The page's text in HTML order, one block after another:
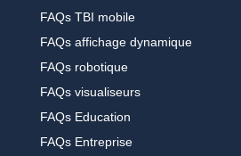
FAQs TBI mobile
FAQs affichage dynamique
FAQs robotique
FAQs visualiseurs
FAQs Education
FAQs Entreprise